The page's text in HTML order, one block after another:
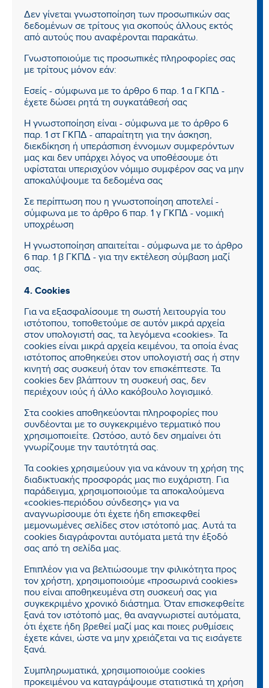
Δεν γίνεται γνωστοποίηση των προσωπικών σας
δεδομένων σε τρίτους για σκοπούς άλλους εκτός
από αυτούς που αναφέρονται παρακάτω.
Γνωστοποιούμε τις προσωπικές πληροφορίες σας
με τρίτους μόνον εάν:
Εσείς - σύμφωνα με το άρθρο 6 παρ. 1 α ΓΚΠΔ -
έχετε δώσει ρητά τη συγκατάθεσή σας
Η γνωστοποίηση είναι - σύμφωνα με το άρθρο 6
παρ. 1 στ ΓΚΠΔ - απαραίτητη για την άσκηση,
διεκδίκηση ή υπεράσπιση έννομων συμφερόντων
μας και δεν υπάρχει λόγος να υποθέσουμε ότι
υφίσταται υπερισχύον νόμιμο συμφέρον σας να μην
αποκαλύψουμε τα δεδομένα σας
Σε περίπτωση που η γνωστοποίηση αποτελεί -
σύμφωνα με το άρθρο 6 παρ. 1 γ ΓΚΠΔ - νομική
υποχρέωση
Η γνωστοποίηση απαιτείται - σύμφωνα με το άρθρο
6 παρ. 1 β ΓΚΠΔ - για την εκτέλεση σύμβαση μαζί
σας.
4. Cookies
Για να εξασφαλίσουμε τη σωστή λειτουργία του
ιστότοπου, τοποθετούμε σε αυτόν μικρά αρχεία
στον υπολογιστή σας, τα λεγόμενα «cookies». Τα
cookies είναι μικρά αρχεία κειμένου, τα οποία ένας
ιστότοπος αποθηκεύει στον υπολογιστή σας ή στην
κινητή σας συσκευή όταν τον επισκέπτεστε. Τα
cookies δεν βλάπτουν τη συσκευή σας, δεν
περιέχουν ιούς ή άλλο κακόβουλο λογισμικό.
Στα cookies αποθηκεύονται πληροφορίες που
συνδέονται με το συγκεκριμένο τερματικό που
χρησιμοποιείτε. Ωστόσο, αυτό δεν σημαίνει ότι
γνωρίζουμε την ταυτότητά σας.
Τα cookies χρησιμεύουν για να κάνουν τη χρήση της
διαδικτυακής προσφοράς μας πιο ευχάριστη. Για
παράδειγμα, χρησιμοποιούμε τα αποκαλούμενα
«cookies-περιόδου σύνδεσης» για να
αναγνωρίσουμε ότι έχετε ήδη επισκεφθεί
μεμονωμένες σελίδες στον ιστότοπό μας. Αυτά τα
cookies διαγράφονται αυτόματα μετά την έξοδό
σας από τη σελίδα μας.
Επιπλέον για να βελτιώσουμε την φιλικότητα προς
τον χρήστη, χρησιμοποιούμε «προσωρινά cookies»
που είναι αποθηκευμένα στη συσκευή σας για
συγκεκριμένο χρονικό διάστημα. Όταν επισκεφθείτε
ξανά τον ιστότοπό μας, θα αναγνωριστεί αυτόματα,
ότι έχετε ήδη βρεθεί μαζί μας και ποιες ρυθμίσεις
έχετε κάνει, ώστε να μην χρειάζεται να τις εισάγετε
ξανά.
Συμπληρωματικά, χρησιμοποιούμε cookies
προκειμένου να καταγράψουμε στατιστικά τη χρήση